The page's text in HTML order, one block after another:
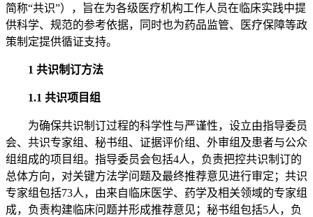
简称“共识”），旨在为各级医疗机构工作人员在临床实践中提
供科学、规范的参考依据，同时也为药品监管、医疗保障等政
策制定提供循证支持。
1 共识制订方法
1.1 共识项目组
为确保共识制订过程的科学性与严谨性，设立由指导委员
会、共识专家组、秘书组、证据评价组、外审组及患者与公众
组组成的项目组。指导委员会包括4人，负责把控共识制订的
总体方向，对关键方法学问题及最终推荐意见进行审定；共识
专家组包括73人，由来自临床医学、药学及相关领域的专家组
成，负责构建临床问题并形成推荐意见；秘书组包括5人，负